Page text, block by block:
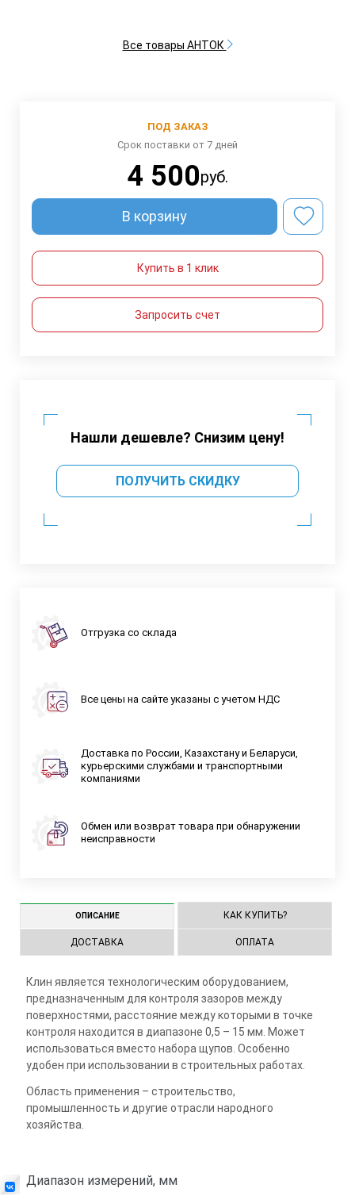
Все товары АНТОК
ПОД ЗАКАЗ
Срок поставки от 7 дней
4 500руб.
В корзину
Купить в 1 клик
Запросить счет
Нашли дешевле? Снизим цену!
ПОЛУЧИТЬ СКИДКУ
Отгрузка со склада
Все цены на сайте указаны с учетом НДС
Доставка по России, Казахстану и Беларуси,
курьерскими службами и транспортными
компаниями
Обмен или возврат товара при обнаружении
неисправности
ОПИСАНИЕ КАК КУПИТЬ?
ДОСТАВКА ОПЛАТА
Клин является технологическим оборудованием,
предназначенным для контроля зазоров между
поверхностями, расстояние между которыми в точке
контроля находится в диапазоне 0,5 – 15 мм. Может
использоваться вместо набора щупов. Особенно
удобен при использовании в строительных работах.
Область применения – строительство,
промышленность и другие отрасли народного
хозяйства.
Диапазон измерений, мм